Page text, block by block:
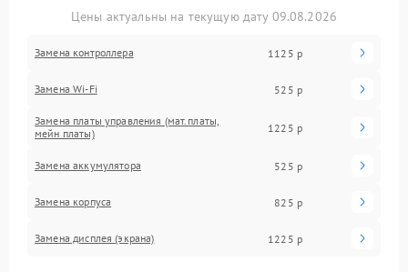
Цены актуальны на текущую дату 09.08.2026
Замена контроллера 1125 р
Замена Wi-Fi 525 р
Замена платы управления (мат.платы,
мейн платы)
1225 р
Замена аккумулятора 525 р
Замена корпуса 825 р
Замена дисплея (экрана) 1225 р